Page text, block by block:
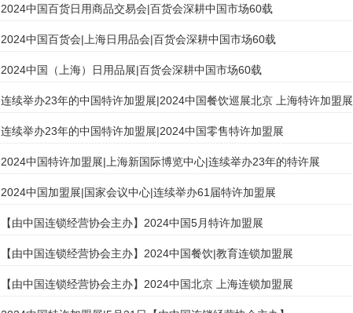
2024中国百货日用商品交易会|百货会深耕中国市场60载
2024中国百货会|上海日用品会|百货会深耕中国市场60载
2024中国（上海）日用品展|百货会深耕中国市场60载
连续举办23年的中国特许加盟展|2024中国餐饮巡展北京 上海特许加盟展
连续举办23年的中国特许加盟展|2024中国零售特许加盟展
2024中国特许加盟展|上海新国际博览中心|连续举办23年的特许展
2024中国加盟展|国家会议中心|连续举办61届特许加盟展
【由中国连锁经营协会主办】2024中国5月特许加盟展
【由中国连锁经营协会主办】2024中国餐饮|教育连锁加盟展
【由中国连锁经营协会主办】2024中国北京 上海连锁加盟展